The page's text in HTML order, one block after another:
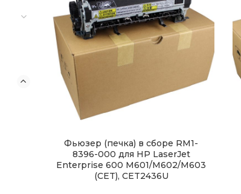
Фьюзер (печка) в сборе RM1-
8396-000 для HP LaserJet
Enterprise 600 M601/M602/M603
(CET), CET2436U